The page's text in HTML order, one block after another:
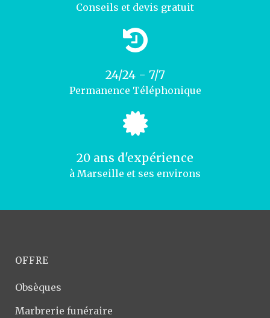
Conseils et devis gratuit
24/24 - 7/7
Permanence Téléphonique
20 ans d'expérience
à Marseille et ses environs
OFFRE
Obsèques
Marbrerie funéraire